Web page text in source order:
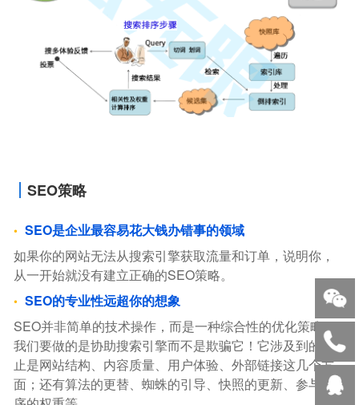
SEO策略
SEO是企业最容易花大钱办错事的领域
如果你的网站无法从搜索引擎获取流量和订单，说明你，
从一开始就没有建立正确的SEO策略。
SEO的专业性远超你的想象
SEO并非简单的技术操作，而是一种综合性的优化策略。
我们要做的是协助搜索引擎而不是欺骗它！它涉及到的不
止是网站结构、内容质量、用户体验、外部链接这几个方
面；还有算法的更替、蜘蛛的引导、快照的更新、参与排